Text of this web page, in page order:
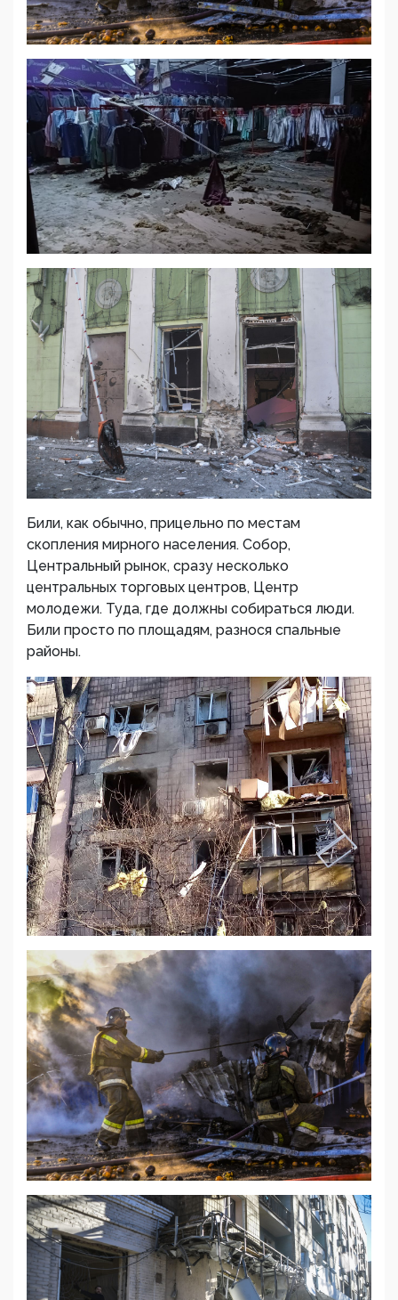
Били, как обычно, прицельно по местам
скопления мирного населения. Собор,
Центральный рынок, сразу несколько
центральных торговых центров, Центр
молодежи. Туда, где должны собираться люди.
Били просто по площадям, разнося спальные
районы.